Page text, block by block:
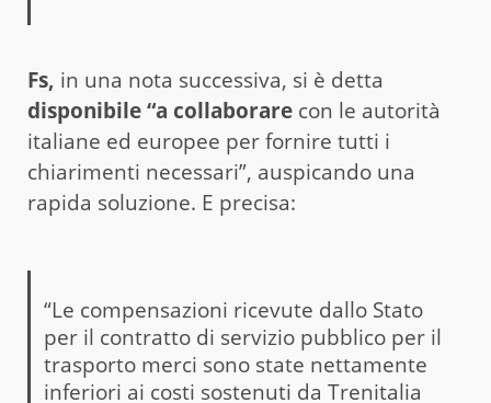
Fs, in una nota successiva, si è detta
disponibile “a collaborare con le autorità
italiane ed europee per fornire tutti i
chiarimenti necessari”, auspicando una
rapida soluzione. E precisa:
“Le compensazioni ricevute dallo Stato
per il contratto di servizio pubblico per il
trasporto merci sono state nettamente
inferiori ai costi sostenuti da Trenitalia